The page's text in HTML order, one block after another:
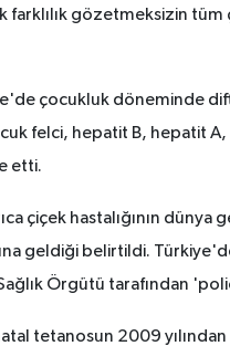
gözetmeksizin tüm
çocukluk döneminde
felci, hepatit B, hepatit A,
etti.
çiçek hastalığının
geldiği belirtildi.
Örgütü tarafından
tetanosun 2009 yılından